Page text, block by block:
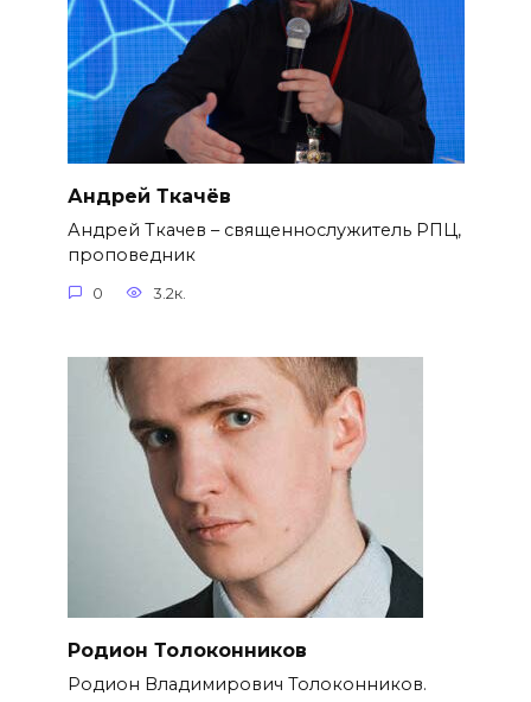
Андрей Ткачёв
Андрей Ткачев – священнослужитель РПЦ,
проповедник
0 3.2к.
Родион Толоконников
Родион Владимирович Толоконников.